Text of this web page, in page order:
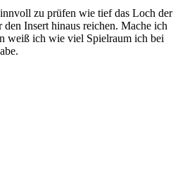
zu prüfen wie tief das Loch der
den Insert hinaus reichen. Mache ich
weiß ich wie viel Spielraum ich bei